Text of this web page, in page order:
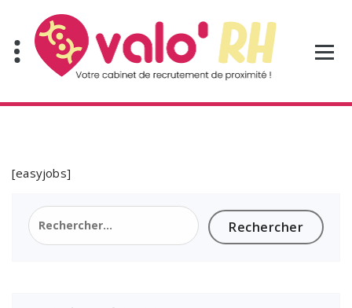
contenu
[easyjobs]
Rechercher :